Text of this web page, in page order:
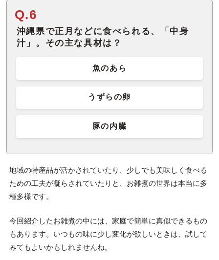
Q.6
沖縄県で正月などに食べられる、「中身
汁」。その主な具材は？
魚のあら
うずらの卵
豚の内臓
地域の特産品が活かされていたり、少しでも美味しく食べる
ための工夫が凝らされていたりと、お雑煮の世界は本当に多
種多様です。
今回紹介したお雑煮の中には、家庭で簡単に真似できるもの
もあります。いつもの味に少し変化が欲しいときは、試して
みてもよいかもしれませんね。